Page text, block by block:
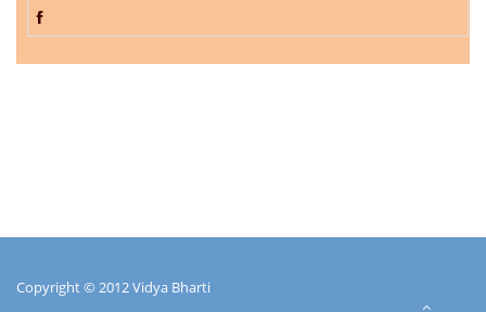
Copyright © 2012 Vidya Bharti